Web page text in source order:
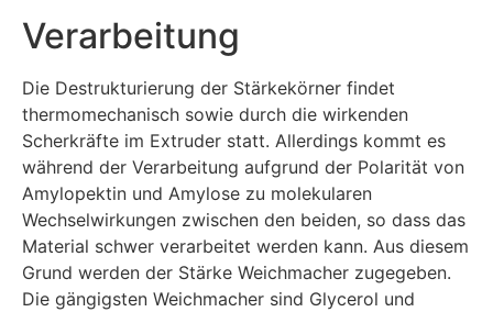
Verarbeitung
Die Destrukturierung der Stärkekörner findet
thermomechanisch sowie durch die wirkenden
Scherkräfte im Extruder statt. Allerdings kommt es
während der Verarbeitung aufgrund der Polarität von
Amylopektin und Amylose zu molekularen
Wechselwirkungen zwischen den beiden, so dass das
Material schwer verarbeitet werden kann. Aus diesem
Grund werden der Stärke Weichmacher zugegeben.
Die gängigsten Weichmacher sind Glycerol und